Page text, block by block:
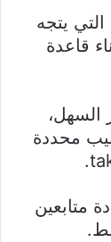
يتجه
قاعدة
السهل،
محددة
متابعين